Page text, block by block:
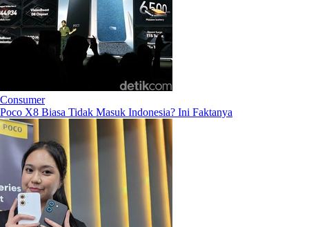
Consumer
Poco X8 Biasa Tidak Masuk Indonesia? Ini Faktanya